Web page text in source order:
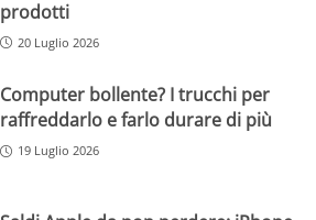
prodotti
20 Luglio 2026
Computer bollente? I trucchi per
raffreddarlo e farlo durare di più
19 Luglio 2026